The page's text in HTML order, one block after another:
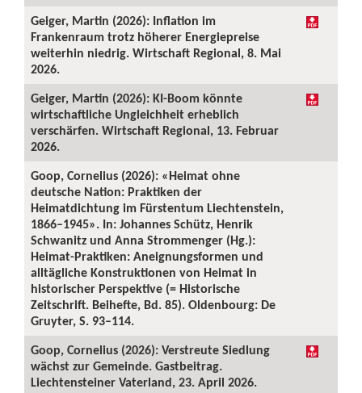
Geiger, Martin (2026): Inflation im
Frankenraum trotz höherer Energiepreise
weiterhin niedrig. Wirtschaft Regional, 8. Mai
2026.
Geiger, Martin (2026): KI-Boom könnte
wirtschaftliche Ungleichheit erheblich
verschärfen. Wirtschaft Regional, 13. Februar
2026.
Goop, Cornelius (2026): «Heimat ohne
deutsche Nation: Praktiken der
Heimatdichtung im Fürstentum Liechtenstein,
1866–1945». In: Johannes Schütz, Henrik
Schwanitz und Anna Strommenger (Hg.):
Heimat-Praktiken: Aneignungsformen und
alltägliche Konstruktionen von Heimat in
historischer Perspektive (= Historische
Zeitschrift. Beihefte, Bd. 85). Oldenbourg: De
Gruyter, S. 93–114.
Goop, Cornelius (2026): Verstreute Siedlung
wächst zur Gemeinde. Gastbeitrag.
Liechtensteiner Vaterland, 23. April 2026.